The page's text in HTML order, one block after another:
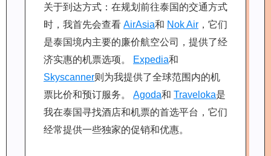
关于到达方式：在规划前往泰国的交通方式
时，我首先会查看 AirAsia和 Nok Air ，它们
是泰国境内主要的廉价航空公司，提供了经
济实惠的机票选项。
Expedia和
Skyscanner则为我提供了全球范围内的机
票比价和预订服务。 Agoda和 Traveloka是
我在泰国寻找酒店和机票的首选平台，它们
经常提供一些独家的促销和优惠。